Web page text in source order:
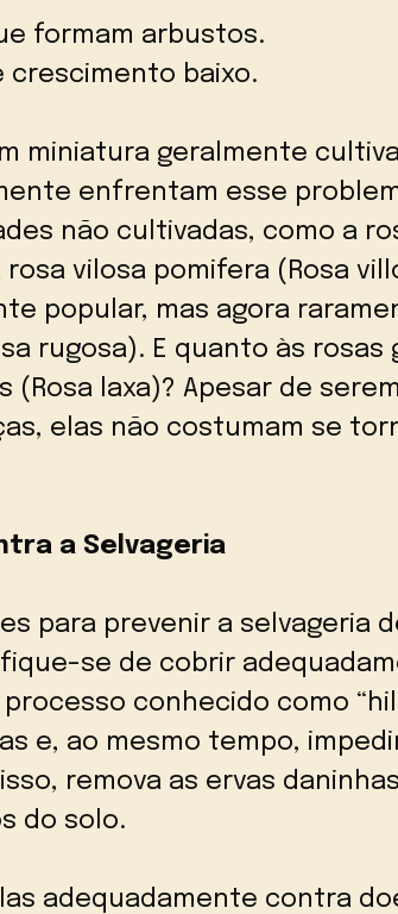
formam arbustos.
crescimento baixo.
miniatura geralmente
enfrentam esse
não cultivadas, como a
rosa vilosa pomifera (Rosa
popular, mas agora
rugosa). E quanto às rosas
(Rosa laxa)? Apesar de serem
elas não costumam se
a Selvageria
para prevenir a selvageria
se de cobrir
conhecido como
e, ao mesmo tempo,
remova as ervas
do solo.
adequadamente contra